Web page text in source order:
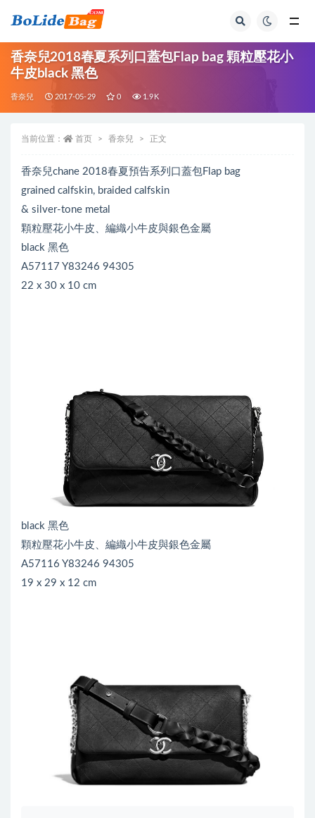
香奈兒2018春夏系列口蓋包Flap bag 顆粒壓花小
牛皮black 黑色
香奈兒 2017-05-29 0 1.9K
当前位置： 首页 香奈兒 正文
香奈兒chane 2018春夏預告系列口蓋包Flap bag
grained calfskin, braided calfskin
& silver-tone metal
顆粒壓花小牛皮、編織小牛皮與銀色金屬
black 黑色
A57117 Y83246 94305
22 x 30 x 10 cm
black 黑色
顆粒壓花小牛皮、編織小牛皮與銀色金屬
A57116 Y83246 94305
19 x 29 x 12 cm